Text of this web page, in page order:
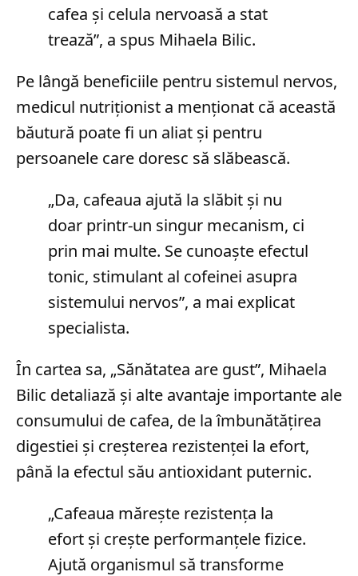
cafea şi celula nervoasă a stat
trează”, a spus Mihaela Bilic.
Pe lângă beneficiile pentru sistemul nervos,
medicul nutriționist a menționat că această
băutură poate fi un aliat și pentru
persoanele care doresc să slăbească.
„Da, cafeaua ajută la slăbit și nu
doar printr-un singur mecanism, ci
prin mai multe. Se cunoaște efectul
tonic, stimulant al cofeinei asupra
sistemului nervos”, a mai explicat
specialista.
În cartea sa, „Sănătatea are gust”, Mihaela
Bilic detaliază și alte avantaje importante ale
consumului de cafea, de la îmbunătățirea
digestiei și creșterea rezistenței la efort,
până la efectul său antioxidant puternic.
„Cafeaua mărește rezistența la
efort și crește performanțele fizice.
Ajută organismul să transforme